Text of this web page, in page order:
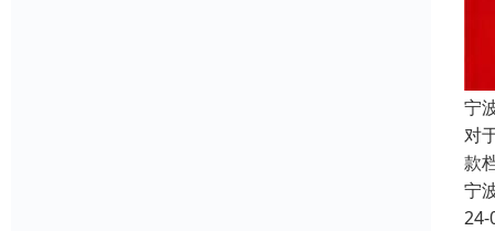
宁
对
款
宁
24-